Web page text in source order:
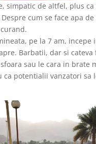
simpatic de altfel, plus
cum se face apa
pe la 7 am, incepe
Barbatii, dar si cateva
sau le cara in brate
ca potentialii vanzatori sa